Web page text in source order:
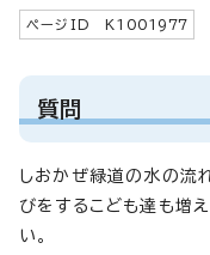
ページID K 1001977
質問
しおかぜ緑道の水の流
びをするこども達も増
い。